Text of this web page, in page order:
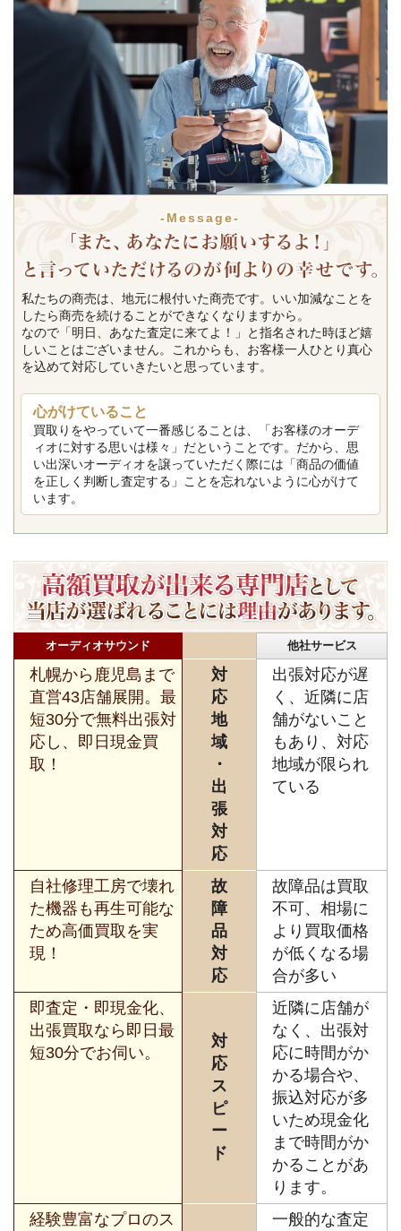
-Message-
私たちの商売は、地元に根付いた商売です。いい加減なことを
したら商売を続けることができなくなりますから。
なので「明日、あなた査定に来てよ！」と指名された時ほど嬉
しいことはございません。これからも、お客様一人ひとり真心
を込めて対応していきたいと思っています。
心がけていること
買取りをやっていて一番感じることは、「お客様のオーデ
ィオに対する思いは様々」だということです。だから、思
い出深いオーディオを譲っていただく際には「商品の価値
を正しく判断し査定する」ことを忘れないように心がけて
います。
オーディオサウンド 他社サービス
札幌から鹿児島まで
直営43店舗展開。最
短30分で無料出張対
応し、即日現金買
取！
対
応
地
域
・
出
張
対
応
出張対応が遅
く、近隣に店
舗がないこと
もあり、対応
地域が限られ
ている
自社修理工房で壊れ
た機器も再生可能な
ため高価買取を実
現！
故
障
品
対
応
故障品は買取
不可、相場に
より買取価格
が低くなる場
合が多い
即査定・即現金化、
出張買取なら即日最
短30分でお伺い。
対
応
ス
ピ
ー
ド
近隣に店舗が
なく、出張対
応に時間がか
かる場合や、
振込対応が多
いため現金化
まで時間がか
かることがあ
ります。
経験豊富なプロのス
一般的な査定